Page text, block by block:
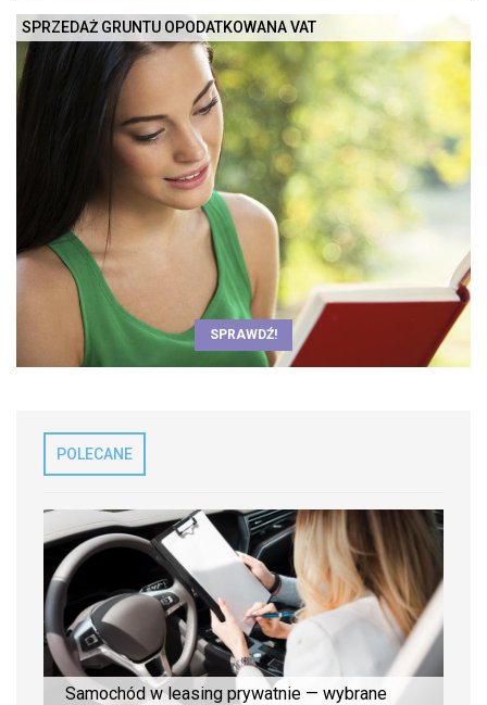
SPRZEDAŻ GRUNTU OPODATKOWANA VAT
SPRAWDŹ!
POLECANE
Samochód w leasing prywatnie — wybrane